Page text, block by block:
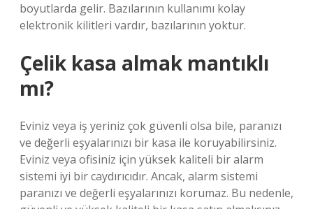
boyutlarda gelir. Bazılarının kullanımı kolay
elektronik kilitleri vardır, bazılarının yoktur.
Çelik kasa almak mantıklı
mı?
Eviniz veya iş yeriniz çok güvenli olsa bile, paranızı
ve değerli eşyalarınızı bir kasa ile koruyabilirsiniz.
Eviniz veya ofisiniz için yüksek kaliteli bir alarm
sistemi iyi bir caydırıcıdır. Ancak, alarm sistemi
paranızı ve değerli eşyalarınızı korumaz. Bu nedenle,